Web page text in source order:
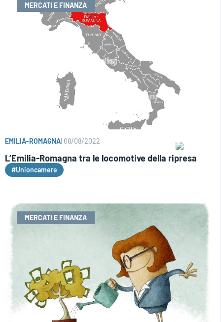
MERCATI E FINANZA
EMILIA-ROMAGNA 08/08/2022
L’Emilia-Romagna tra le locomotive della ripresa
#Unioncamere
MERCATI E FINANZA